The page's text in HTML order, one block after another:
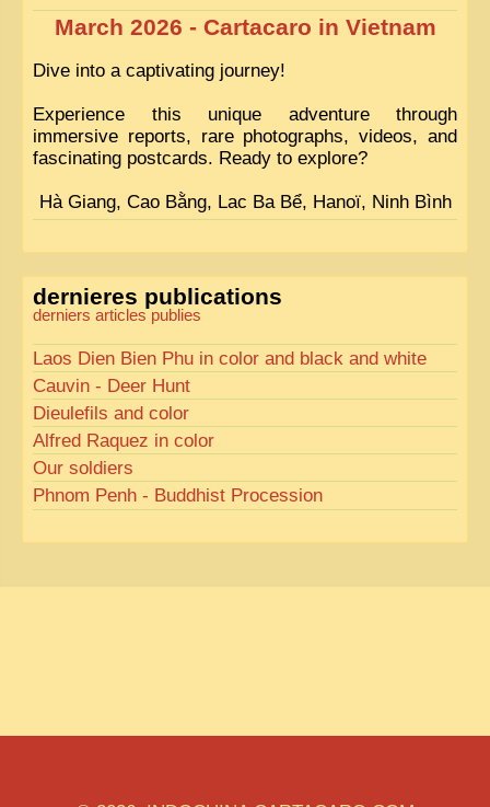
March 2026 - Cartacaro in Vietnam
Dive into a captivating journey!
Experience this unique adventure through
immersive reports, rare photographs, videos, and
fascinating postcards. Ready to explore?
Hà Giang, Cao Bằng, Lac Ba Bể, Hanoï, Ninh Bình
dernieres publications
derniers articles publies
Laos Dien Bien Phu in color and black and white
Cauvin - Deer Hunt
Dieulefils and color
Alfred Raquez in color
Our soldiers
Phnom Penh - Buddhist Procession